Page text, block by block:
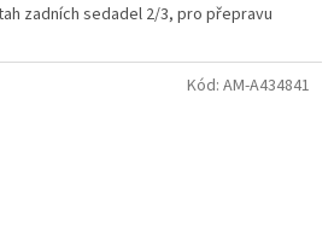
zadních sedadel 2/3, pro přepravu
Kód: AM-A434841